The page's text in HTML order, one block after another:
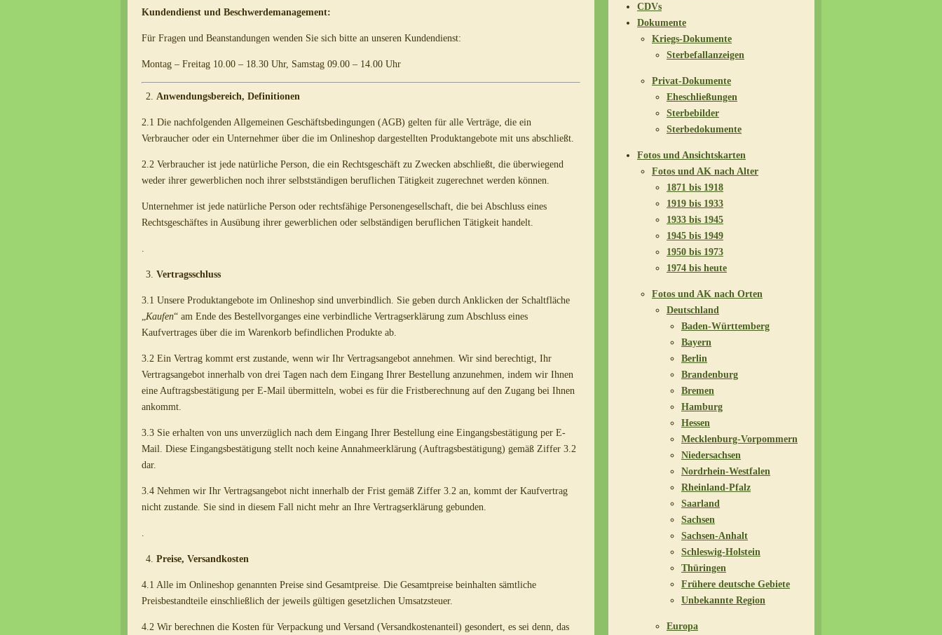
Kundendienst und Beschwerdemanagement:
Für Fragen und Beanstandungen wenden Sie sich bitte an unseren Kundendienst:
Montag – Freitag 10.00 – 18.30 Uhr, Samstag 09.00 – 14.00 Uhr
Anwendungsbereich, Definitionen
2.1 Die nachfolgenden Allgemeinen Geschäftsbedingungen (AGB) gelten für alle Verträge, die ein
Verbraucher oder ein Unternehmer über die im Onlineshop dargestellten Produktangebote mit uns abschließt.
2.2 Verbraucher ist jede natürliche Person, die ein Rechtsgeschäft zu Zwecken abschließt, die überwiegend
weder ihrer gewerblichen noch ihrer selbstständigen beruflichen Tätigkeit zugerechnet werden können.
Unternehmer ist jede natürliche Person oder rechtsfähige Personengesellschaft, die bei Abschluss eines
Rechtsgeschäftes in Ausübung ihrer gewerblichen oder selbständigen beruflichen Tätigkeit handelt.
.
Vertragsschluss
3.1 Unsere Produktangebote im Onlineshop sind unverbindlich. Sie geben durch Anklicken der Schaltfläche
„Kaufen“ am Ende des Bestellvorganges eine verbindliche Vertragserklärung zum Abschluss eines
Kaufvertrages über die im Warenkorb befindlichen Produkte ab.
3.2 Ein Vertrag kommt erst zustande, wenn wir Ihr Vertragsangebot annehmen. Wir sind berechtigt, Ihr
Vertragsangebot innerhalb von drei Tagen nach dem Eingang Ihrer Bestellung anzunehmen, indem wir Ihnen
eine Auftragsbestätigung per E-Mail übermitteln, wobei es für die Fristberechnung auf den Zugang bei Ihnen
ankommt.
3.3 Sie erhalten von uns unverzüglich nach dem Eingang Ihrer Bestellung eine Eingangsbestätigung per E-
Mail. Diese Eingangsbestätigung stellt noch keine Annahmeerklärung (Auftragsbestätigung) gemäß Ziffer 3.2
dar.
3.4 Nehmen wir Ihr Vertragsangebot nicht innerhalb der Frist gemäß Ziffer 3.2 an, kommt der Kaufvertrag
nicht zustande. Sie sind in diesem Fall nicht mehr an Ihre Vertragserklärung gebunden.
.
Preise, Versandkosten
4.1 Alle im Onlineshop genannten Preise sind Gesamtpreise. Die Gesamtpreise beinhalten sämtliche
Preisbestandteile einschließlich der jeweils gültigen gesetzlichen Umsatzsteuer.
4.2 Wir berechnen die Kosten für Verpackung und Versand (Versandkostenanteil) gesondert, es sei denn, das
CDVs
Dokumente
Kriegs-Dokumente
Sterbefallanzeigen
Privat-Dokumente
Eheschließungen
Sterbebilder
Sterbedokumente
Fotos und Ansichtskarten
Fotos und AK nach Alter
1871 bis 1918
1919 bis 1933
1933 bis 1945
1945 bis 1949
1950 bis 1973
1974 bis heute
Fotos und AK nach Orten
Deutschland
Baden-Württemberg
Bayern
Berlin
Brandenburg
Bremen
Hamburg
Hessen
Mecklenburg-Vorpommern
Niedersachsen
Nordrhein-Westfalen
Rheinland-Pfalz
Saarland
Sachsen
Sachsen-Anhalt
Schleswig-Holstein
Thüringen
Frühere deutsche Gebiete
Unbekannte Region
Europa